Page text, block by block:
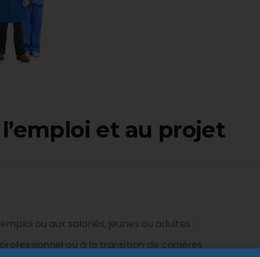
et au projet
ou aux salariés, jeunes ou adultes :
ou à la transition de carrières